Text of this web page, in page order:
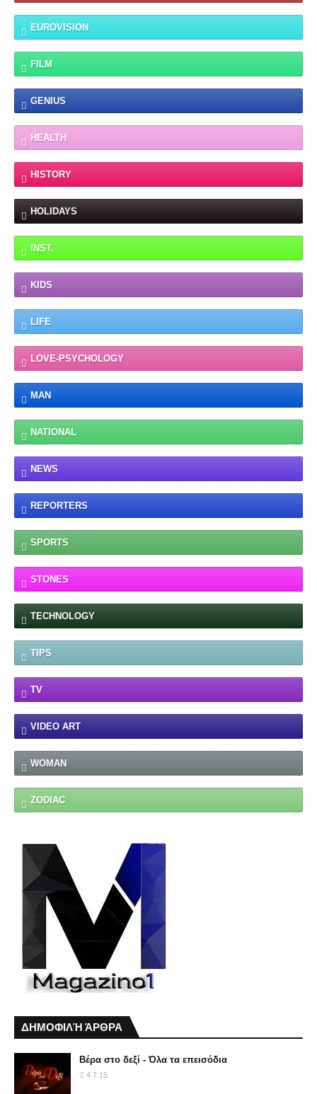
EUROVISION
FILM
GENIUS
HEALTH
HISTORY
HOLIDAYS
INST.
KIDS
LIFE
LOVE-PSYCHOLOGY
MAN
NATIONAL
NEWS
REPORTERS
SPORTS
STONES
TECHNOLOGY
TIPS
TV
VIDEO ART
WOMAN
ZODIAC
ΔΗΜΟΦΙΛΉ ΆΡΘΡΑ
Βέρα στο δεξί - Όλα τα επεισόδια
4.7.15